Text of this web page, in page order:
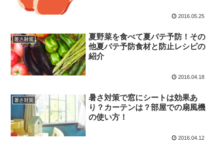
2016.05.25
暑さ対策
夏野菜を食べて夏バテ予防！その
他夏バテ予防食材と防止レシピの
紹介
2016.04.18
暑さ対策
暑さ対策で窓にシートは効果あ
り？カーテンは？部屋での扇風機
の使い方！
2016.04.12